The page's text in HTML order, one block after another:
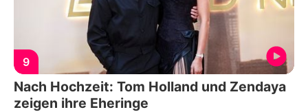
9
Nach Hochzeit: Tom Holland und Zendaya
zeigen ihre Eheringe